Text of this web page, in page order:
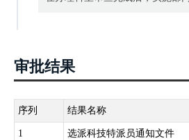
审批结果
序列 结果名称
1 选派科技特派员通知文件